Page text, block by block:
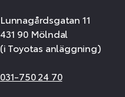
Lunnagårdsgatan 11
431 90 Mölndal
(i Toyotas anläggning)
031-750 24 70